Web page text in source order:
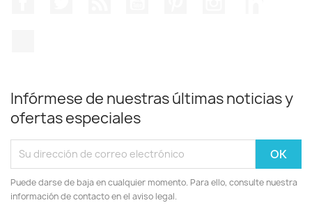
Infórmese de nuestras últimas noticias y
ofertas especiales
Puede darse de baja en cualquier momento. Para ello, consulte nuestra
información de contacto en el aviso legal.